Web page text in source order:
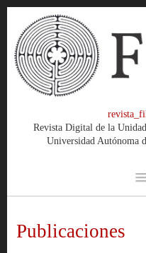
Revista Digital de la
Universidad Autónoma
Publicaciones